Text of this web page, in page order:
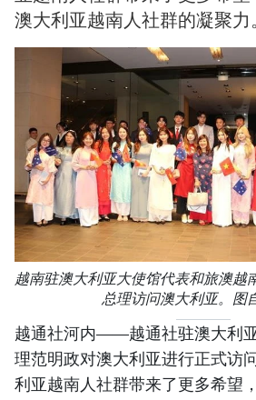
澳大利亚越南人社群的凝聚力
越南驻澳大利亚大使馆代表和旅澳越
总理访问澳大利亚。图
越通社河内——越通社驻澳大利
理范明政对澳大利亚进行正式访
利亚越南人社群带来了更多希望